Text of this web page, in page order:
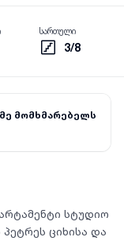
3/8
სართული
მომხმარებელს
სტუდიო
ციხისა და